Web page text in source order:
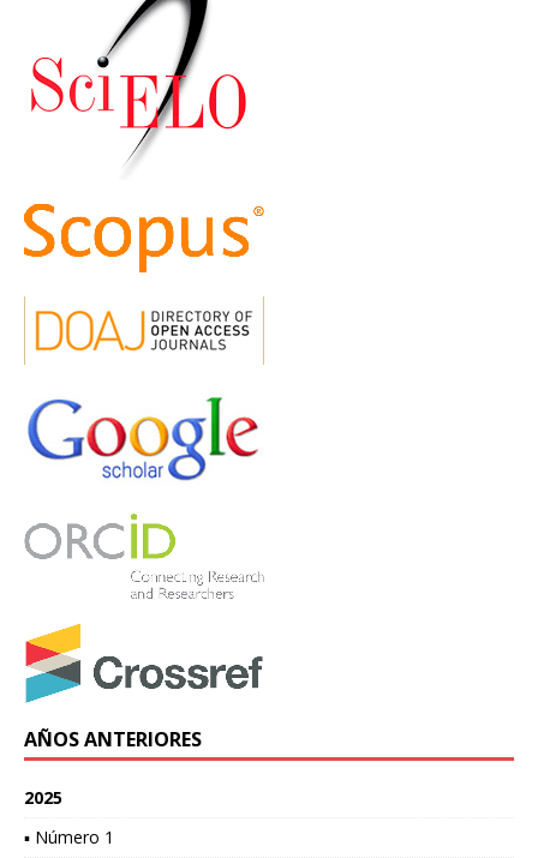
AÑOS ANTERIORES
2025
▪ Número 1